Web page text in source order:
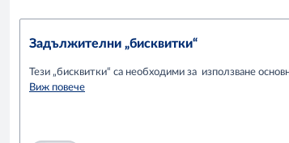
Задължителни „бисквитки“
Тези „бисквитки“ са необходими за използване
Виж повече